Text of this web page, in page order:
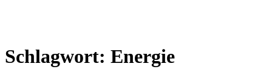
Schlagwort: Energie